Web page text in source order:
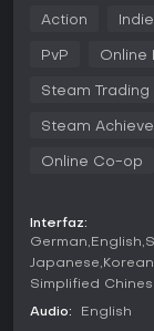
tácticas en
el acorazado
misiones
Uther's Tarot
parámetros de
El combate
actualizaciones
Action Indie
PvP Online
Steam Trading
Steam
Online Co-op
Interfaz:
German English
Japanese Korean
Simplified
Audio:
English